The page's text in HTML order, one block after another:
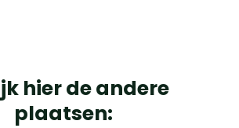
hier de andere
plaatsen: